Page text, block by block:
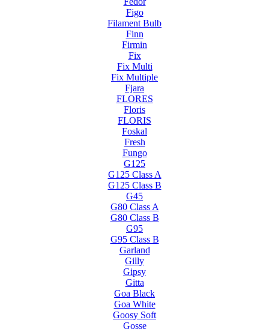
Figo
Filament Bulb
Finn
Firmin
Fix
Fix Multi
Fix Multiple
Fjara
FLORES
Floris
FLORIS
Foskal
Fresh
Fungo
G125
G125 Class A
G125 Class B
G45
G80 Class A
G80 Class B
G95
G95 Class B
Garland
Gilly
Gipsy
Gitta
Goa Black
Goa White
Goosy Soft
Gosse